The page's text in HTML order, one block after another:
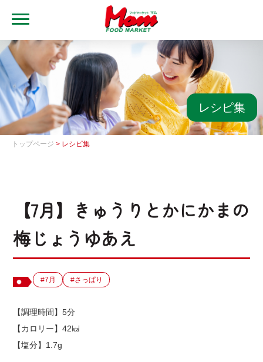
トップ
ブランド・店舗
マムアプリ
マムEdy
グループ一覧
採用情報
レシピ集
出店用地募集
レシピ集
トップページ > レシピ集
【7月】きゅうりとかにかまの
梅じょうゆあえ
#7月 #さっぱり
【調理時間】5分
【カロリー】42㎉
【塩分】1.7g